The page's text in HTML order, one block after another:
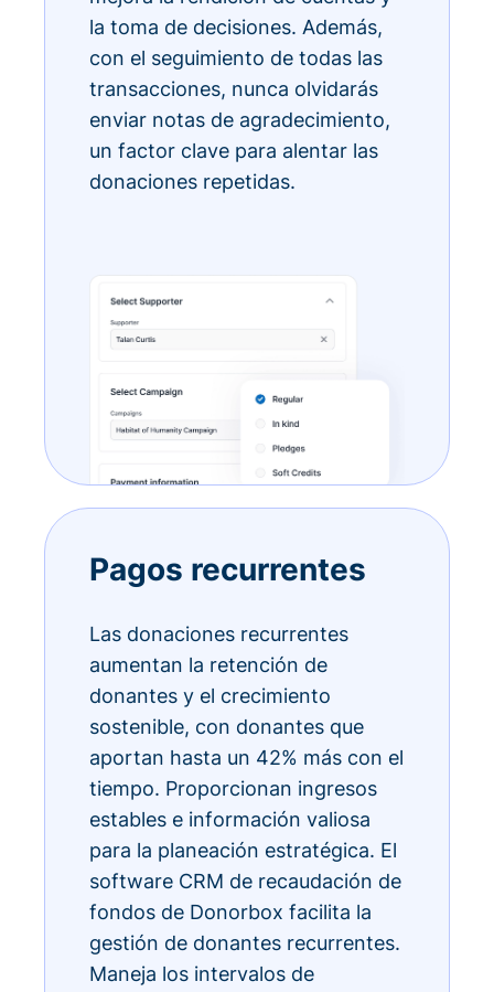
la toma de decisiones. Además,
con el seguimiento de todas las
transacciones, nunca olvidarás
enviar notas de agradecimiento,
un factor clave para alentar las
donaciones repetidas.
Pagos recurrentes
Las donaciones recurrentes
aumentan la retención de
donantes y el crecimiento
sostenible, con donantes que
aportan hasta un 42% más con el
tiempo. Proporcionan ingresos
estables e información valiosa
para la planeación estratégica. El
software CRM de recaudación de
fondos de Donorbox facilita la
gestión de donantes recurrentes.
Maneja los intervalos de